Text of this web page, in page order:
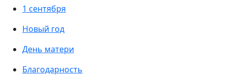
1 сентября
Новый год
День матери
Благодарность